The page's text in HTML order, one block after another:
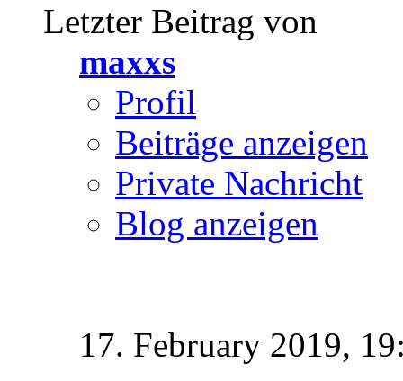
Letzter Beitrag von
maxxs
Profil
Beiträge anzeigen
Private Nachricht
Blog anzeigen
17. February 2019,